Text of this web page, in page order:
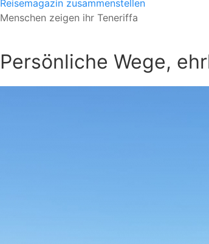
Reisemagazin zusammenstellen
Menschen zeigen ihr Teneriffa
Persönliche Wege,